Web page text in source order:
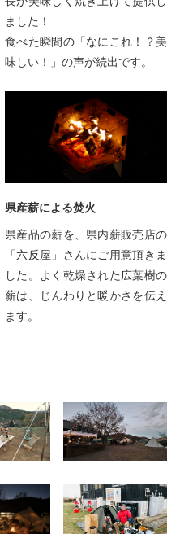
ました！
食べた瞬間の「なにこれ！？美
味しい！」の声が続出です。
県産薪による焚火
県産品の薪を、県内薪販売店の
「六反屋」さんにご用意頂きま
した。よく乾燥された広葉樹の
薪は、じんわりと暖かさを伝え
ます。